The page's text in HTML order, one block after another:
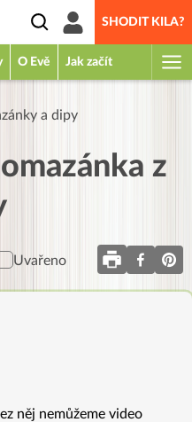
SHODIT KILA?
O Evě Jak začít
a dipy
z
Uvařeno
něj nemůžeme video